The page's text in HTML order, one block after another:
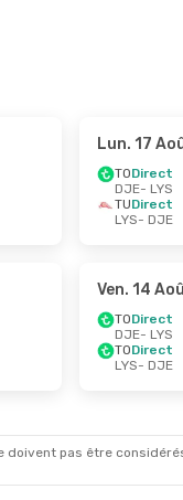
Lun. 17
TODirect
DJE- LYS
TUDirect
LYS- DJE
Ven. 14
TODirect
DJE- LYS
TODirect
LYS- DJE
pas être